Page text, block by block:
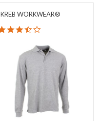
KREB WORKWEAR®
3.7 star rating